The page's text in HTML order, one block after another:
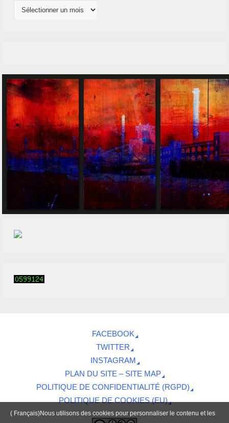
FACEBOOK
TWITTER
INSTAGRAM
PLAN DU SITE – SITE MAP
POLITIQUE DE CONFIDENTIALITÉ (RGPD)
POLITIQUE DE COOKIES (EU)
( Français)Nous utilisons des cookies pour personnaliser le contenu et les